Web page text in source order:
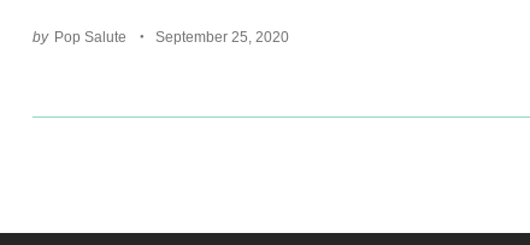
by Pop Salute September 25, 2020